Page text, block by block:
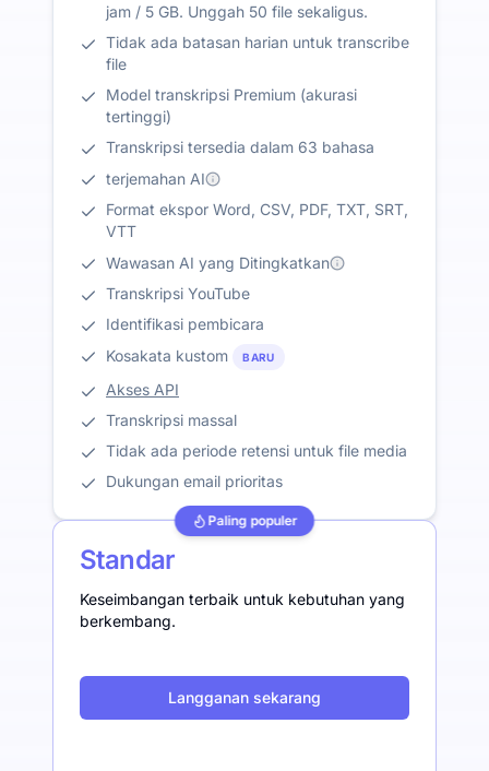
jam / 5 GB. Unggah 50 file sekaligus.
Tidak ada batasan harian untuk transcribe
file
Model transkripsi Premium (akurasi
tertinggi)
Transkripsi tersedia dalam 63 bahasa
terjemahan AI
Format ekspor Word, CSV, PDF, TXT, SRT,
VTT
Wawasan AI yang Ditingkatkan
Transkripsi YouTube
Identifikasi pembicara
Kosakata kustom
BARU
Akses API
Transkripsi massal
Tidak ada periode retensi untuk file media
Dukungan email prioritas
Paling populer
Standar
Keseimbangan terbaik untuk kebutuhan yang
berkembang.
Langganan sekarang